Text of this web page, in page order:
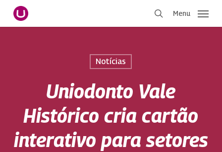
Pular
para
Menu
Notícias
Uniodonto Vale
Histórico cria cartão
interativo para setores